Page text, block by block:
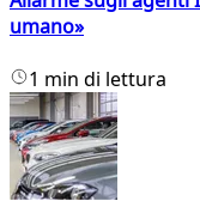
umano»
1 min di lettura